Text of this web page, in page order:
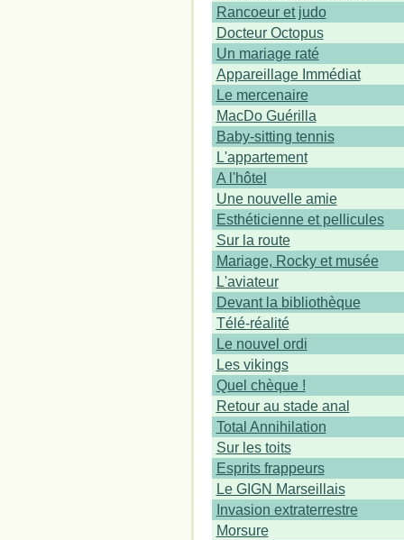
Rancoeur et judo
Docteur Octopus
Un mariage raté
Appareillage Immédiat
Le mercenaire
MacDo Guérilla
Baby-sitting tennis
L'appartement
A l'hôtel
Une nouvelle amie
Esthéticienne et pellicules
Sur la route
Mariage, Rocky et musée
L'aviateur
Devant la bibliothèque
Télé-réalité
Le nouvel ordi
Les vikings
Quel chèque !
Retour au stade anal
Total Annihilation
Sur les toits
Esprits frappeurs
Le GIGN Marseillais
Invasion extraterrestre
Morsure